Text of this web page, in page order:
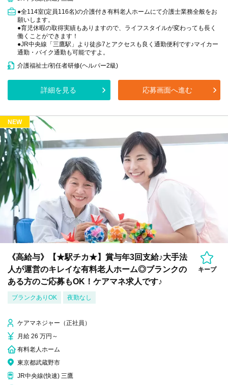
●全114室(定員116名)の介護付き有料老人ホームにて介護士業務全般をお
願いします。
●育児休暇の取得実績もありますので、ライフスタイルが変わっても長く
働くことができます！
●JR中央線「三鷹駅」より徒歩7とアクセスも良く通勤便利です♪マイカー
通勤・バイク通勤も可能ですよ。
介護福祉士/初任者研修(ヘルパー2級)
詳細を見る 応募画面へ進む
NEW
《高給与》【★駅チカ★】賞与年3回支給♪大手法
人が運営のキレイな有料老人ホーム◎ブランクの
ある方のご応募もOK！ケアマネ求人です♪
キープ
ブランクありOK 夜勤なし
ケアマネジャー（正社員）
月給 26 万円～
有料老人ホーム
東京都武蔵野市
JR中央線(快速) 三鷹